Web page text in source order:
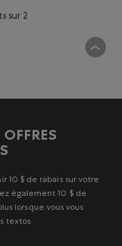
sur 2
10 $ de rabais sur votre
également 10 $ de
lorsque vous vous
textos.